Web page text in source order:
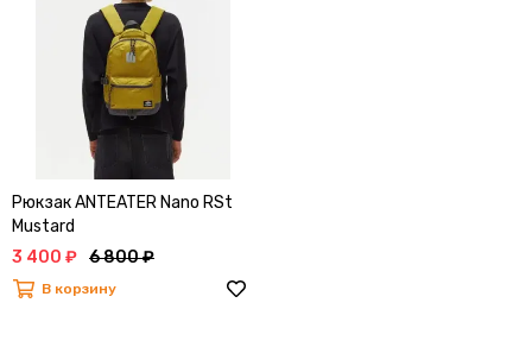
Рюкзак ANTEATER Nano RSt
Mustard
3 400 ₽ 6 800 ₽
В корзину